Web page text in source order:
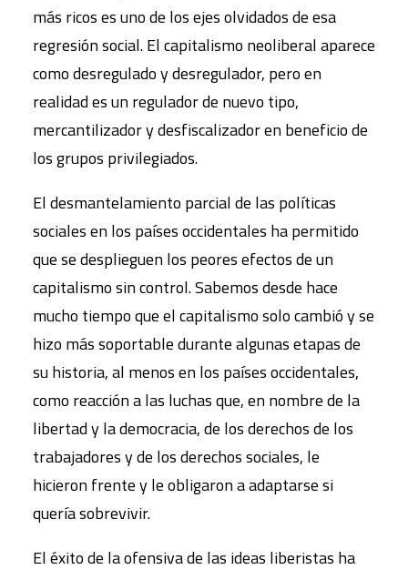
más ricos es uno de los ejes olvidados de esa
regresión social. El capitalismo neoliberal aparece
como desregulado y desregulador, pero en
realidad es un regulador de nuevo tipo,
mercantilizador y desfiscalizador en beneficio de
los grupos privilegiados.
El desmantelamiento parcial de las políticas
sociales en los países occidentales ha permitido
que se desplieguen los peores efectos de un
capitalismo sin control. Sabemos desde hace
mucho tiempo que el capitalismo solo cambió y se
hizo más soportable durante algunas etapas de
su historia, al menos en los países occidentales,
como reacción a las luchas que, en nombre de la
libertad y la democracia, de los derechos de los
trabajadores y de los derechos sociales, le
hicieron frente y le obligaron a adaptarse si
quería sobrevivir.
El éxito de la ofensiva de las ideas liberistas ha